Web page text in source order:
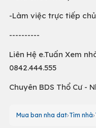
-Làm việc trực tiếp chủ
----------
Liên Hệ e.Tuấn Xem
0842.444.555
Chuyên BDS Thổ Cư -
Mua ban nha dat Tìm nhà